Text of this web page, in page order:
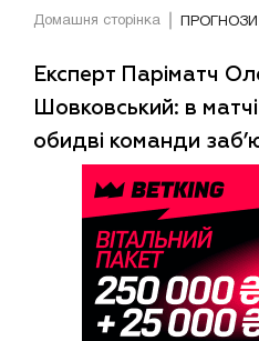
Домашня сторінка ПРОГНОЗИ
Експерт Паріматч
Шовковський: в
обидві команди